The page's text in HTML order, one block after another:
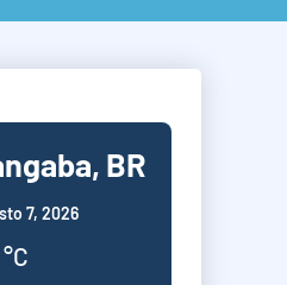
BR
7, 2026
°C